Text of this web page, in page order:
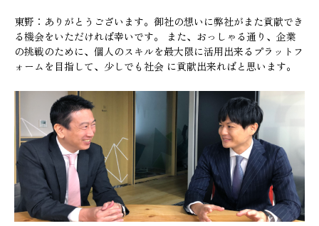
東野：ありがとうございます。御社の想いに弊社がまた貢献でき
る機会をいただければ幸いです。 また、おっしゃる通り、企業
の挑戦のために、個人のスキルを最大限に活用出来るプラットフ
ォームを目指して、少しでも社会 に貢献出来ればと思います。